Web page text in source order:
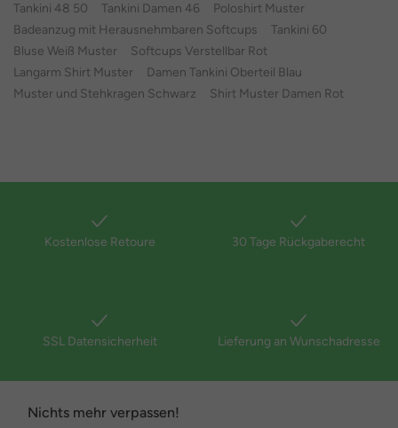
Tankini 48 50
Tankini Damen 46
Poloshirt Muster
Badeanzug mit Herausnehmbaren Softcups
Tankini 60
Bluse Weiß Muster
Softcups Verstellbar Rot
Langarm Shirt Muster
Damen Tankini Oberteil Blau
Muster und Stehkragen Schwarz
Shirt Muster Damen Rot
Kostenlose Retoure 30 Tage Rückgaberecht
SSL Datensicherheit Lieferung an Wunschadresse
Nichts mehr verpassen!